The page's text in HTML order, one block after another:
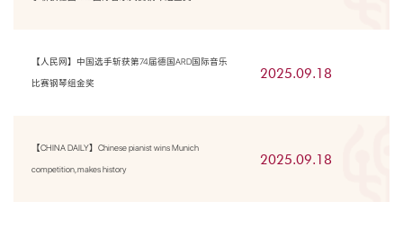
【人民网】中国选手斩获第74届德国ARD国际音乐
比赛钢琴组金奖
2025.09.18
【CHINA DAILY】Chinese pianist wins Munich
competition, makes history
2025.09.18